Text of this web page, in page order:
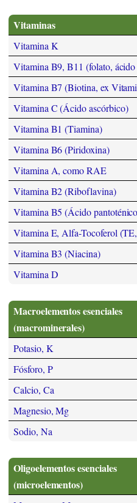
Vitaminas
Vitamina K
Vitamina B9, B11 (folato,
Vitamina B7 (Biotina, ex
Vitamina C (Ácido ascórbico)
Vitamina B1 (Tiamina)
Vitamina B6 (Piridoxina)
Vitamina A, como RAE
Vitamina B2 (Riboflavina)
Vitamina B5 (Ácido
Vitamina E, Alfa-Tocoferol
Vitamina B3 (Niacina)
Vitamina D
Macroelementos esenciales
(macrominerales)
Potasio, K
Fósforo, P
Calcio, Ca
Magnesio, Mg
Sodio, Na
Oligoelementos esenciales
(microelementos)